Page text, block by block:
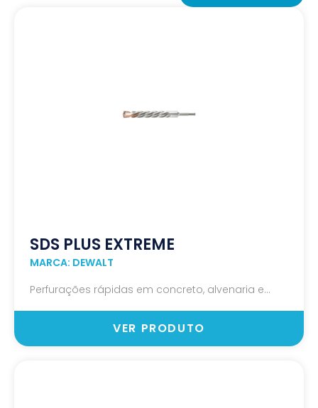
SDS PLUS EXTREME
MARCA: DEWALT
Perfurações rápidas em concreto, alvenaria e...
VER PRODUTO